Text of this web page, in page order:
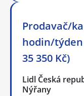
Prodavač/
hodin/týden
35 350 Kč)
Lidl Česká
Nýřany